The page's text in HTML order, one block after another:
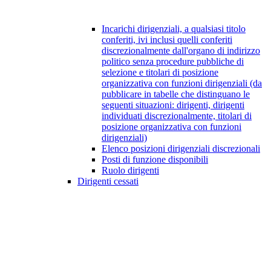
Incarichi dirigenziali, a qualsiasi titolo
conferiti, ivi inclusi quelli conferiti
discrezionalmente dall'organo di indirizzo
politico senza procedure pubbliche di
selezione e titolari di posizione
organizzativa con funzioni dirigenziali (da
pubblicare in tabelle che distinguano le
seguenti situazioni: dirigenti, dirigenti
individuati discrezionalmente, titolari di
posizione organizzativa con funzioni
dirigenziali)
Elenco posizioni dirigenziali discrezionali
Posti di funzione disponibili
Ruolo dirigenti
Dirigenti cessati